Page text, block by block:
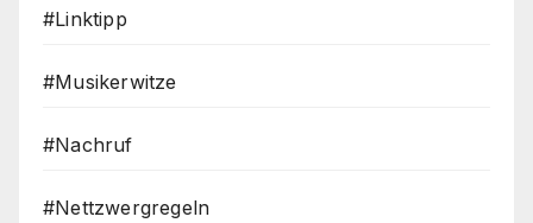
#Linktipp
#Musikerwitze
#Nachruf
#Nettzwergregeln